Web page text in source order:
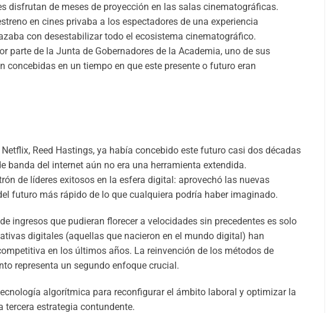
disfrutan de meses de proyección en las salas cinematográficas.
en cines privaba a los espectadores de una experiencia
con desestabilizar todo el ecosistema cinematográfico.
parte de la Junta de Gobernadores de la Academia, uno de sus
concebidas en un tiempo en que este presente o futuro eran
Reed Hastings, ya había concebido este futuro casi dos décadas
banda del internet aún no era una herramienta extendida.
de líderes exitosos en la esfera digital: aprovechó las nuevas
futuro más rápido de lo que cualquiera podría haber imaginado.
ingresos que pudieran florecer a velocidades sin precedentes es solo
digitales (aquellas que nacieron en el mundo digital) han
en los últimos años. La reinvención de los métodos de
representa un segundo enfoque crucial.
algorítmica para reconfigurar el ámbito laboral y optimizar la
tercera estrategia contundente.
Karla Tinoco Salazar
Project Manager, Experta en Manejo de Fondos
no Reembolsables para el Financiamiento de
Proyectos de I+D+i - FIASA